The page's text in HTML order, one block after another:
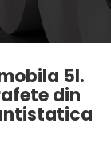
5l.
din